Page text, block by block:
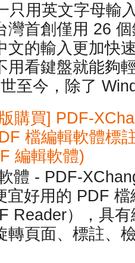
只用英文字母輸
灣首創僅用 26
文的輸入更加快
用看鍵盤就能夠
至今，除了
購買] PDF-
檔編輯軟體標
編輯軟體)
體 - PDF-
宜好用的 PDF
Reader），具
轉頁面、標註、